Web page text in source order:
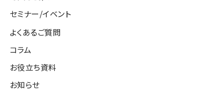
セミナー/イベント
よくあるご質問
コラム
お役立ち資料
お知らせ